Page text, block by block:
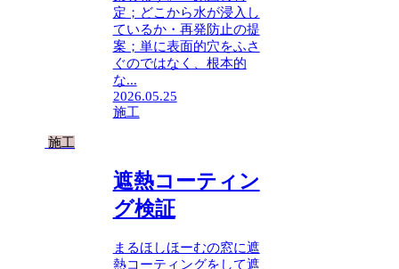
定；どこから水が浸入し
ているか・再発防止の提
案；単に表面的穴をふさ
ぐのではなく、根本的
な...
2026.05.25
施工
施工
遮熱コーティン
グ検証
まるほしほーむの窓に遮
熱コーティングをして遮